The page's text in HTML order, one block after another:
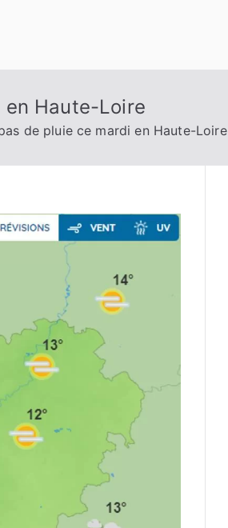
Haute-Loire
de pluie ce mardi en Haute-Loire